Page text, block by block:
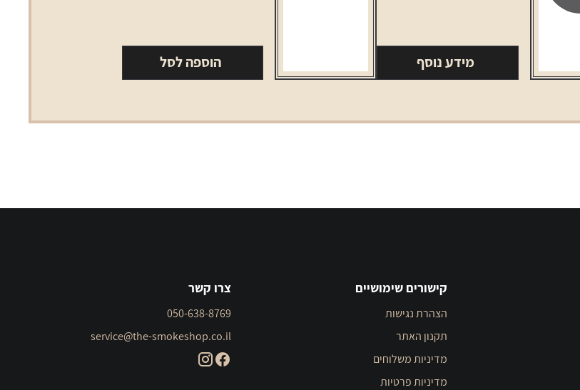
מידע נוסף
מיני
הוספה לסל
קישורים שימושיים
הצהרת נגישות
תקנון האתר
מדיניות משלוחים
מדיניות פרטיות
צרו קשר
050-638-8769
service@the-smokeshop.co.il